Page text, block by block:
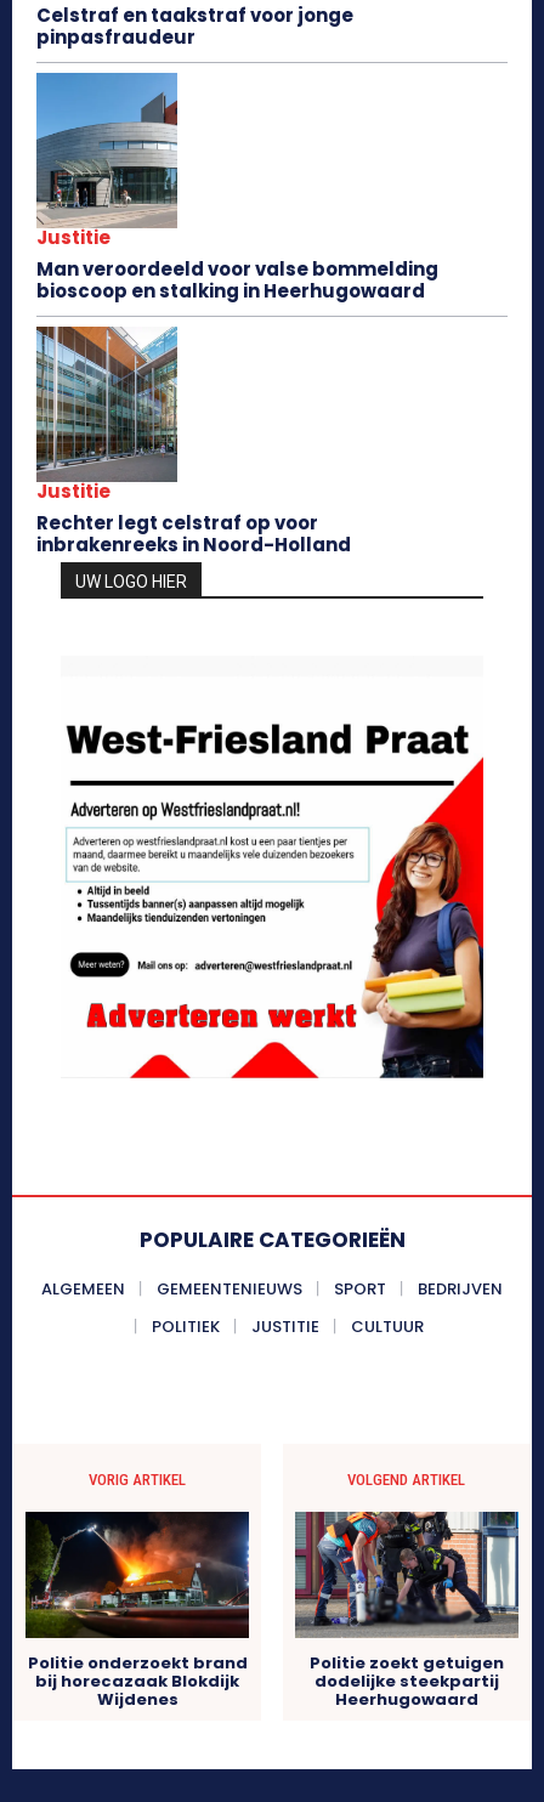
Celstraf en taakstraf voor jonge
pinpasfraudeur
Justitie
Man veroordeeld voor valse bommelding
bioscoop en stalking in Heerhugowaard
Justitie
Rechter legt celstraf op voor
inbrakenreeks in Noord-Holland
UW LOGO HIER
POPULAIRE CATEGORIEËN
ALGEMEEN GEMEENTENIEUWS SPORT
BEDRIJVEN
POLITIEK
JUSTITIE CULTUUR
VORIG ARTIKEL
Politie onderzoekt brand
bij horecazaak Blokdijk
Wijdenes
VOLGEND ARTIKEL
Politie zoekt getuigen
dodelijke steekpartij
Heerhugowaard